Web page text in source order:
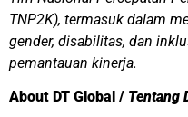
TNP2K), termasuk dalam
gender, disabilitas, dan
pemantauan kinerja.
About DT Global / Tentang